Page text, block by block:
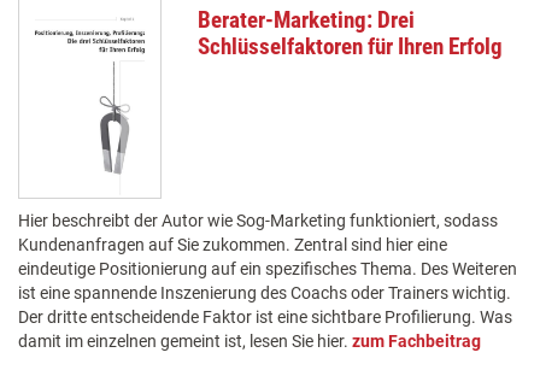
Berater-Marketing: Drei
Schlüsselfaktoren für Ihren Erfolg
Hier beschreibt der Autor wie Sog-Marketing funktioniert, sodass
Kundenanfragen auf Sie zukommen. Zentral sind hier eine
eindeutige Positionierung auf ein spezifisches Thema. Des Weiteren
ist eine spannende Inszenierung des Coachs oder Trainers wichtig.
Der dritte entscheidende Faktor ist eine sichtbare Profilierung. Was
damit im einzelnen gemeint ist, lesen Sie hier. zum Fachbeitrag